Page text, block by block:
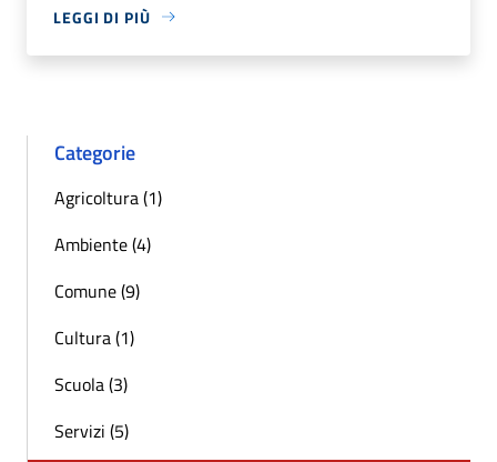
LEGGI DI PIÙ
Categorie
Agricoltura (1)
Ambiente (4)
Comune (9)
Cultura (1)
Scuola (3)
Servizi (5)